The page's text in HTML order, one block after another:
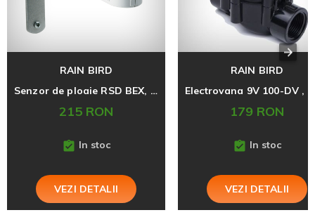
RAIN BIRD
Senzor de ploaie RSD BEX, pentru sisteme de irigare automate Rainbird
215 RON
In stoc
VEZI DETALII
RAIN BIRD
179 RON
In stoc
VEZI DETALII